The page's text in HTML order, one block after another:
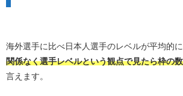
海外選手に比べ日本人選手のレベルが平均的に
関係なく選手レベルという観点で見たら枠の
言えます。